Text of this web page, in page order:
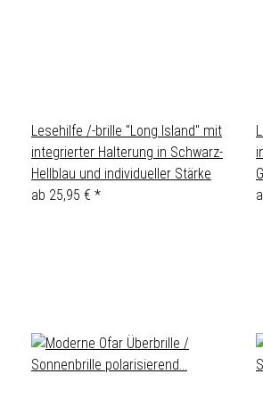
Lesehilfe /-brille "Long Island" mit
integrierter Halterung in Schwarz-
Hellblau und individueller Stärke
ab 25,95 € *